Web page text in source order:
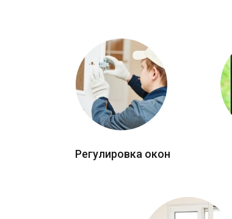
Регулировка окон